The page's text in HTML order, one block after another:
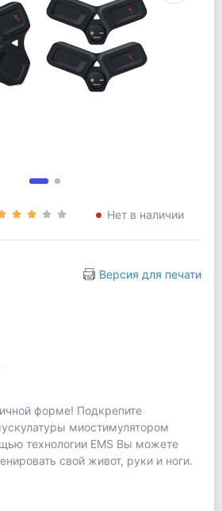
Нет в наличии
Версия для печати
форме! Подкрепите
миостимулятором
технологии EMS Вы можете
свой живот, руки и ноги.